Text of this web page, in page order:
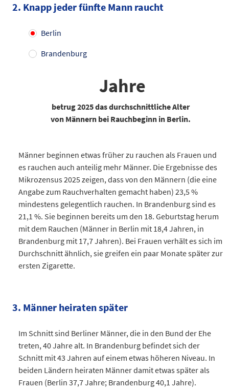
BMI 25 bis 30
39,4
24,3
2. Knapp jeder fünfte Mann raucht
Berlin
Brandenburg
Jahre
betrug 2025 das durchschnittliche Alter
von Männern bei Rauchbeginn in Berlin.
Männer beginnen etwas früher zu rauchen als Frauen und
es rauchen auch anteilig mehr Männer. Die Ergebnisse des
Mikrozensus 2025 zeigen, dass von den Männern (die eine
Angabe zum Rauchverhalten gemacht haben) 23,5 %
mindestens gelegentlich rauchen. In Brandenburg sind es
21,1 %. Sie beginnen bereits um den 18. Geburtstag herum
mit dem Rauchen (Männer in Berlin mit 18,4 Jahren, in
Brandenburg mit 17,7 Jahren). Bei Frauen verhält es sich im
Durchschnitt ähnlich, sie greifen ein paar Monate später zur
ersten Zigarette.
Datentabelle: Rauchverhalten 2025
Frauen in Berlin
732
Frauen in Brandenburg
470 94
3. Männer heiraten später
Im Schnitt sind Berliner Männer, die in den Bund der Ehe
treten, 40 Jahre alt. In Brandenburg befindet sich der
Schnitt mit 43 Jahren auf einem etwas höheren Niveau. In
beiden Ländern heiraten Männer damit etwas später als
Frauen (Berlin 37,7 Jahre; Brandenburg 40,1 Jahre).